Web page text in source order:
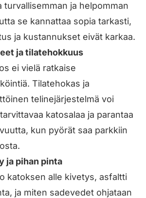
turvallisemman ja helpomman
se kannattaa sopia tarkasti,
ja kustannukset eivät karkaa.
ja tilatehokkuus
ei vielä ratkaise
Tilatehokas ja
telinejärjestelmä voi
katosalaa ja parantaa
kun pyörät saa parkkiin
ja pihan pinta
katoksen alle kivetys, asfaltti
ja miten sadevedet ohjataan